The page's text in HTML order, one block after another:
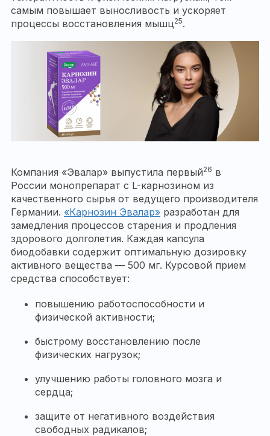
самым повышает выносливость и ускоряет
процессы восстановления мышц25.
Компания «Эвалар» выпустила первый26 в
России монопрепарат с L-карнозином из
качественного сырья от ведущего производителя
Германии. «Карнозин Эвалар» разработан для
замедления процессов старения и продления
здорового долголетия. Каждая капсула
биодобавки содержит оптимальную дозировку
активного вещества — 500 мг. Курсовой прием
средства способствует:
повышению работоспособности и
физической активности;
быстрому восстановлению после
физических нагрузок;
улучшению работы головного мозга и
сердца;
защите от негативного воздействия
свободных радикалов;